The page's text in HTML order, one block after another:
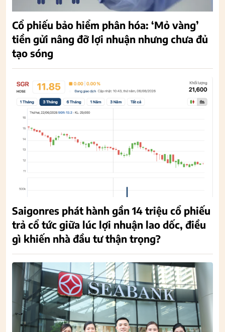
Cổ phiếu bảo hiểm phân hóa: ‘Mỏ vàng’
tiền gửi nâng đỡ lợi nhuận nhưng chưa đủ
tạo sóng
Saigonres phát hành gần 14 triệu cổ phiếu
trả cổ tức giữa lúc lợi nhuận lao dốc, điều
gì khiến nhà đầu tư thận trọng?